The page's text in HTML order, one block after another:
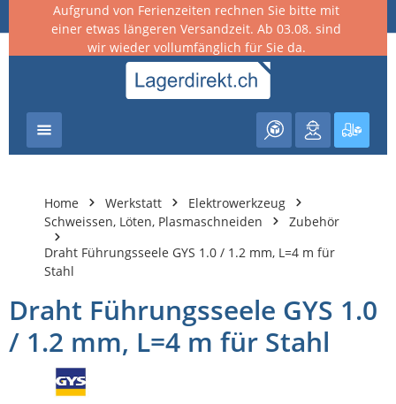
springen
Aufgrund von Ferienzeiten rechnen Sie bitte mit
einer etwas längeren Versandzeit. Ab 03.08. sind
wir wieder vollumfänglich für Sie da.
Home Werkstatt
Elektrowerkzeug
Schweissen, Löten, Plasmaschneiden
Zubehör
Draht Führungsseele GYS 1.0 / 1.2 mm, L=4 m für
Stahl
Draht Führungsseele GYS 1.0
/ 1.2 mm, L=4 m für Stahl